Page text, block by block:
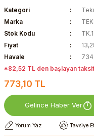
Kategori
Marka
Stok Kodu
Fiyat
Havale
*82,52 TL den başlayan
773,10 TL
Gelince Haber Ver
Yorum Yaz Tavsiye Et